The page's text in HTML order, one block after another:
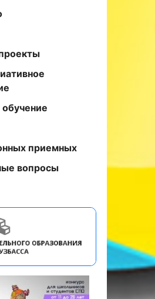
приемных
вопросы